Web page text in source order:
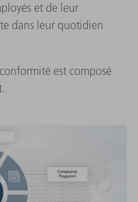
et de leur
dans leur quotidien
est composé